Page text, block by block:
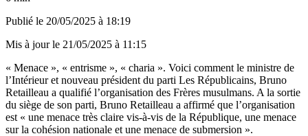
Publié le 20/05/2025 à 18:19
Mis à jour le 21/05/2025 à 11:15
« Menace », « entrisme », « charia ». Voici comment le ministre de
l’Intérieur et nouveau président du parti Les Républicains, Bruno
Retailleau a qualifié l’organisation des Frères musulmans. A la sortie
du siège de son parti, Bruno Retailleau a affirmé que l’organisation
est « une menace très claire vis-à-vis de la République, une menace
sur la cohésion nationale et une menace de submersion ».